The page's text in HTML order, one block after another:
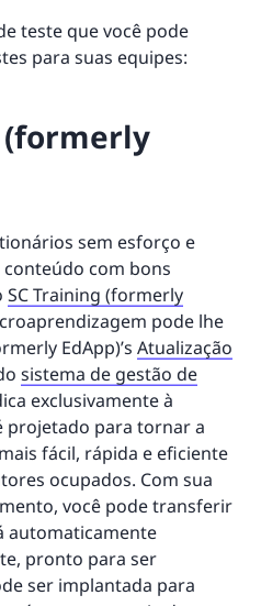
teste que você pode
para suas equipes:
(formerly
sem esforço e
com bons
SC Training (formerly
pode lhe
EdApp)’s Atualização
sistema de gestão de
exclusivamente à
projetado para tornar a
mais fácil, rápida e eficiente
ocupados. Com sua
você pode transferir
automaticamente
pronto para ser
ser implantada para